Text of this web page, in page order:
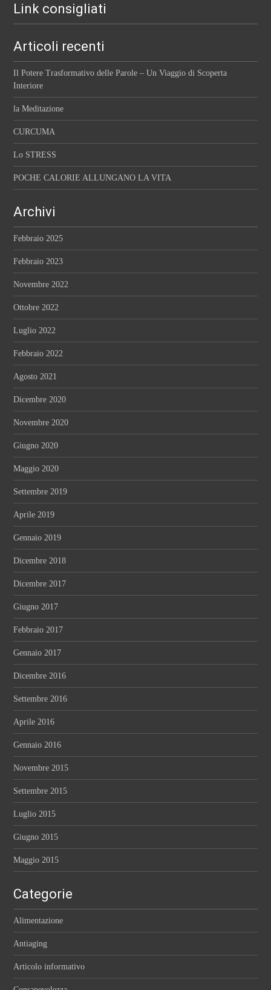
Link consigliati
Articoli recenti
Il Potere Trasformativo delle Parole – Un Viaggio di Scoperta
Interiore
la Meditazione
CURCUMA
Lo STRESS
POCHE CALORIE ALLUNGANO LA VITA
Archivi
Febbraio 2025
Febbraio 2023
Novembre 2022
Ottobre 2022
Luglio 2022
Febbraio 2022
Agosto 2021
Dicembre 2020
Novembre 2020
Giugno 2020
Maggio 2020
Settembre 2019
Aprile 2019
Gennaio 2019
Dicembre 2018
Dicembre 2017
Giugno 2017
Febbraio 2017
Gennaio 2017
Dicembre 2016
Settembre 2016
Aprile 2016
Gennaio 2016
Novembre 2015
Settembre 2015
Luglio 2015
Giugno 2015
Maggio 2015
Categorie
Alimentazione
Antiaging
Articolo informativo